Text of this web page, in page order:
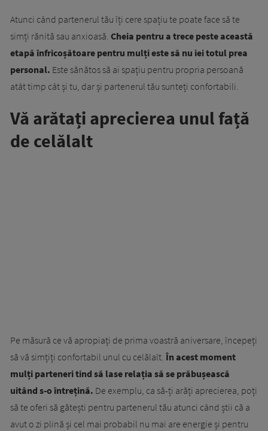
Atunci când partenerul tău îți cere spațiu te poate face să te
simți rănită sau anxioasă. Cheia pentru a trece peste această
etapă înfricoșătoare pentru mulți este să nu iei totul prea
personal. Este sănătos să ai spațiu pentru propria persoană
atât timp cât și tu, dar și partenerul tău sunteți confortabili.
Vă arătați aprecierea unul față
de celălalt
Pe măsură ce vă apropiați de prima voastră aniversare, începeți
să vă simțiți confortabil unul cu celălalt. În acest moment
mulți parteneri tind să lase relația să se prăbușească
uitând s-o întrețină. De exemplu, ca să-ți arăți aprecierea, poți
să te oferi să gătești pentru partenerul tău atunci când știi că a
avut o zi plină și cel mai probabil nu mai are energie și pentru